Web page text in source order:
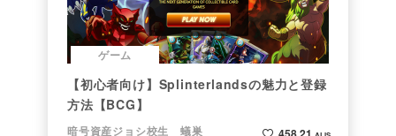
ゲーム
【初心者向け】Splinterlandsの魅力と登録
方法【BCG】
暗号資産ジョシ校生 蟻巣